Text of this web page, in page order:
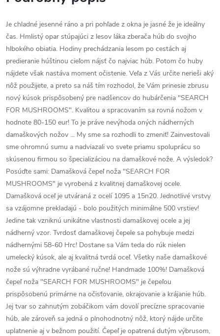
Je chladné jesenné ráno a pri pohľade z okna je jasné že je ideálny
čas. Hmlistý opar stúpajúci z lesov láka zberača húb do svojho
hlbokého obiatia. Hodiny prechádzania lesom po cestách aj
predieranie húštinou cieľom nájsť čo najviac húb. Potom čo huby
nájdete však nastáva moment očistenie. Veľa z Vás určite nerieši aký
nôž použijete, a preto sa náš tím rozhodol, že Vám prinesie zbrusu
nový kúsok prispôsobený pre nadšencov do hubárčenia "SEARCH
FOR MUSHROOMS". Kvalitou a spracovaním sa rovná nožom v
hodnote 80-150 eur! To je práve nevýhoda oných nádherných
damaškových nožov ... My sme sa rozhodli to zmeniť! Zainvestovali
sme ohromnú sumu a nadviazali vo svete priamu spoluprácu so
skúsenou firmou so špecializáciou na damaškové nože. A výsledok?
Posúďte sami: Damašková čepeľ noža "SEARCH FOR
MUSHROOMS" je vyrobená z kvalitnej damaškovej ocele.
Damašková oceľ je utváraná z ocelí 1095 a 15n20. Jednotlivé vrstvy
sa vzájomne prekladajú - bolo použitých minimálne 500 vrstiev!
Jedine tak vzniknú unikátne vlastnosti damaškovej ocele a jej
nádherný vzor. Tvrdosť damaškovej čepele sa pohybuje medzi
nádhernými 58-60 Hrc! Dostane sa Vám teda do rúk nielen
umelecký kúsok, ale aj kvalitná tvrdá oceľ. Všetky naše damaškové
nože sú výhradne vyrábané ručne! Handmade 100%! Damašková
čepeľ noža "SEARCH FOR MUSHROOMS" je čepeľou
prispôsobenú primárne na očisťovanie, okrajovanie a krájanie húb.
Jej tvar so zahnutým zobáčikom vám dovolí precízne spracovanie
húb, ale zároveň sa jedná o plnohodnotný nôž, ktorý nájde určite
uplatnenie aj v bežnom použití. Čepeľ je opatrená dutým výbrusom,